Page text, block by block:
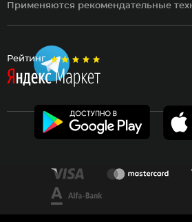
Рейтинг
Применяются рекомендательные